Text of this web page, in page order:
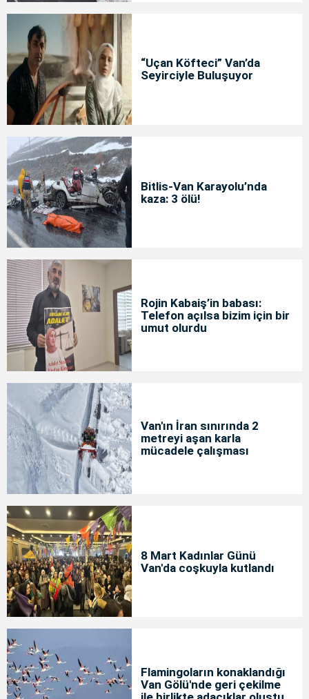
“Uçan Köfteci” Van’da
Seyirciyle Buluşuyor
Bitlis-Van Karayolu’nda
kaza: 3 ölü!
Rojin Kabaiş’in babası:
Telefon açılsa bizim için bir
umut olurdu
Van'ın İran sınırında 2
metreyi aşan karla
mücadele çalışması
8 Mart Kadınlar Günü
Van'da coşkuyla kutlandı
Flamingoların konaklandığı
Van Gölü'nde geri çekilme